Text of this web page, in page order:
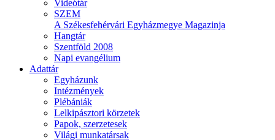
Videótár
SZEM
A Székesfehérvári Egyházmegye Magazinja
Hangtár
Szentföld 2008
Napi evangélium
Adattár
Egyházunk
Intézmények
Plébániák
Lelkipásztori körzetek
Papok, szerzetesek
Világi munkatársak